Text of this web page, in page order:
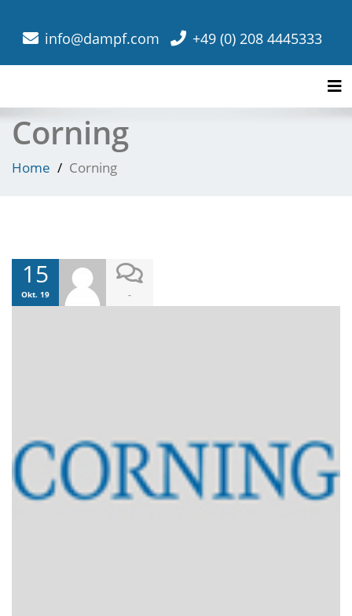
info@dampf.com +49 (0) 208 4445333
Corning
Home Corning
15
Okt. 19 -